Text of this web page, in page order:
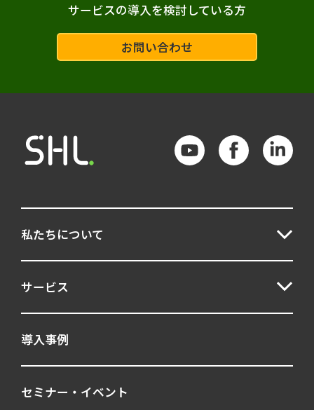
サービスの導入を検討している方
お問い合わせ
私たちについて
サービス
導入事例
セミナー・イベント